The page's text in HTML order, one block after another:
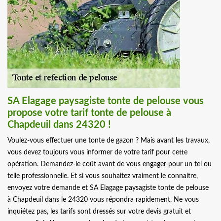
SA Elagage paysagiste tonte de pelouse vous
propose votre tarif tonte de pelouse à
Chapdeuil dans 24320 !
Voulez-vous effectuer une tonte de gazon ? Mais avant les travaux,
vous devez toujours vous informer de votre tarif pour cette
opération. Demandez-le coût avant de vous engager pour un tel ou
telle professionnelle. Et si vous souhaitez vraiment le connaitre,
envoyez votre demande et SA Elagage paysagiste tonte de pelouse
à Chapdeuil dans le 24320 vous répondra rapidement. Ne vous
inquiétez pas, les tarifs sont dressés sur votre devis gratuit et